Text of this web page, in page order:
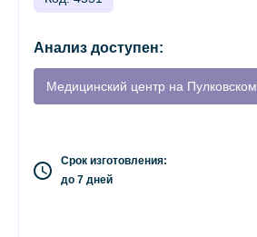
Анализ доступен:
Медицинский центр на
Срок изготовления:
до 7 дней